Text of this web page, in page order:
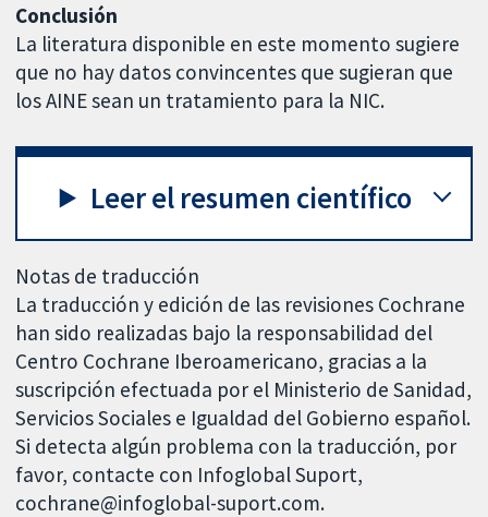
Conclusión
La literatura disponible en este momento sugiere
que no hay datos convincentes que sugieran que
los AINE sean un tratamiento para la NIC.
Leer el resumen científico
Notas de traducción
La traducción y edición de las revisiones Cochrane
han sido realizadas bajo la responsabilidad del
Centro Cochrane Iberoamericano, gracias a la
suscripción efectuada por el Ministerio de Sanidad,
Servicios Sociales e Igualdad del Gobierno español.
Si detecta algún problema con la traducción, por
favor, contacte con Infoglobal Suport,
cochrane@infoglobal-suport.com.